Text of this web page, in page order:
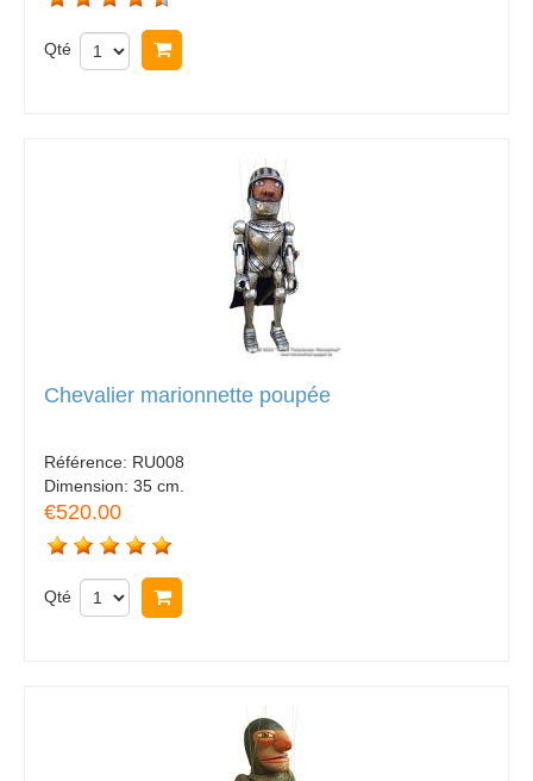
Qté
Chevalier marionnette poupée
Référence: RU008
Dimension: 35 cm.
€520.00
Qté